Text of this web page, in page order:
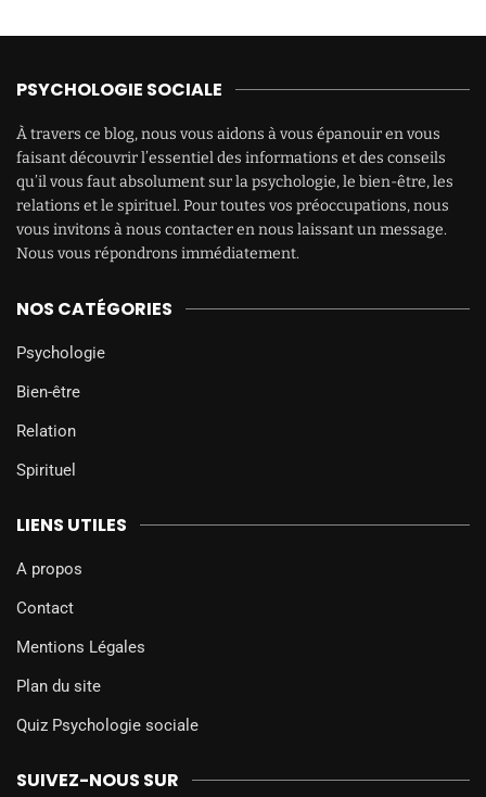
PSYCHOLOGIE SOCIALE
À travers ce blog, nous vous aidons à vous épanouir en vous
faisant découvrir l’essentiel des informations et des conseils
qu’il vous faut absolument sur la psychologie, le bien-être, les
relations et le spirituel. Pour toutes vos préoccupations, nous
vous invitons à nous contacter en nous laissant un message.
Nous vous répondrons immédiatement.
NOS CATÉGORIES
Psychologie
Bien-être
Relation
Spirituel
LIENS UTILES
A propos
Contact
Mentions Légales
Plan du site
Quiz Psychologie sociale
SUIVEZ-NOUS SUR